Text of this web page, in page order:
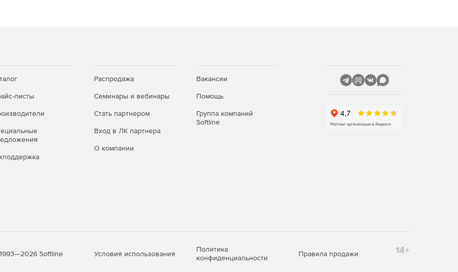
листы
Распродажа
Семинары и вебинары
Стать партнером
Вход в ЛК партнера
О компании
Вакансии
Помощь
Группа компаний
Softline
Softline Условия использования
Политика
конфиденциальности
Правила продажи 14+